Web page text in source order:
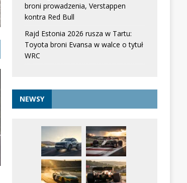
broni prowadzenia, Verstappen
kontra Red Bull
Rajd Estonia 2026 rusza w Tartu:
Toyota broni Evansa w walce o tytuł
WRC
NEWSY